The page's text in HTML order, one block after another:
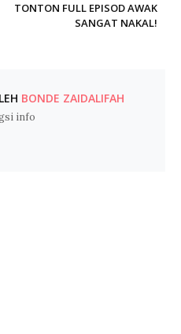
TONTON FULL EPISOD AWAK
SANGAT NAKAL!
BONDE ZAIDALIFAH
info